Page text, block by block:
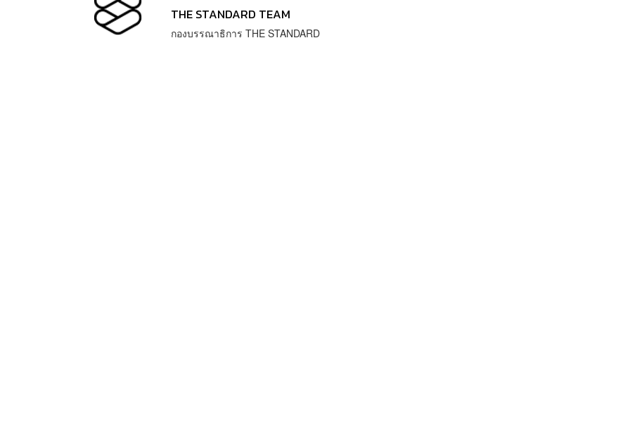
THE STANDARD TEAM
กองบรรณาธิการ THE STANDARD